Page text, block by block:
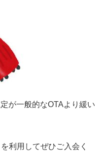
が一般的なOTAより緩い
を利用してぜひご入会く